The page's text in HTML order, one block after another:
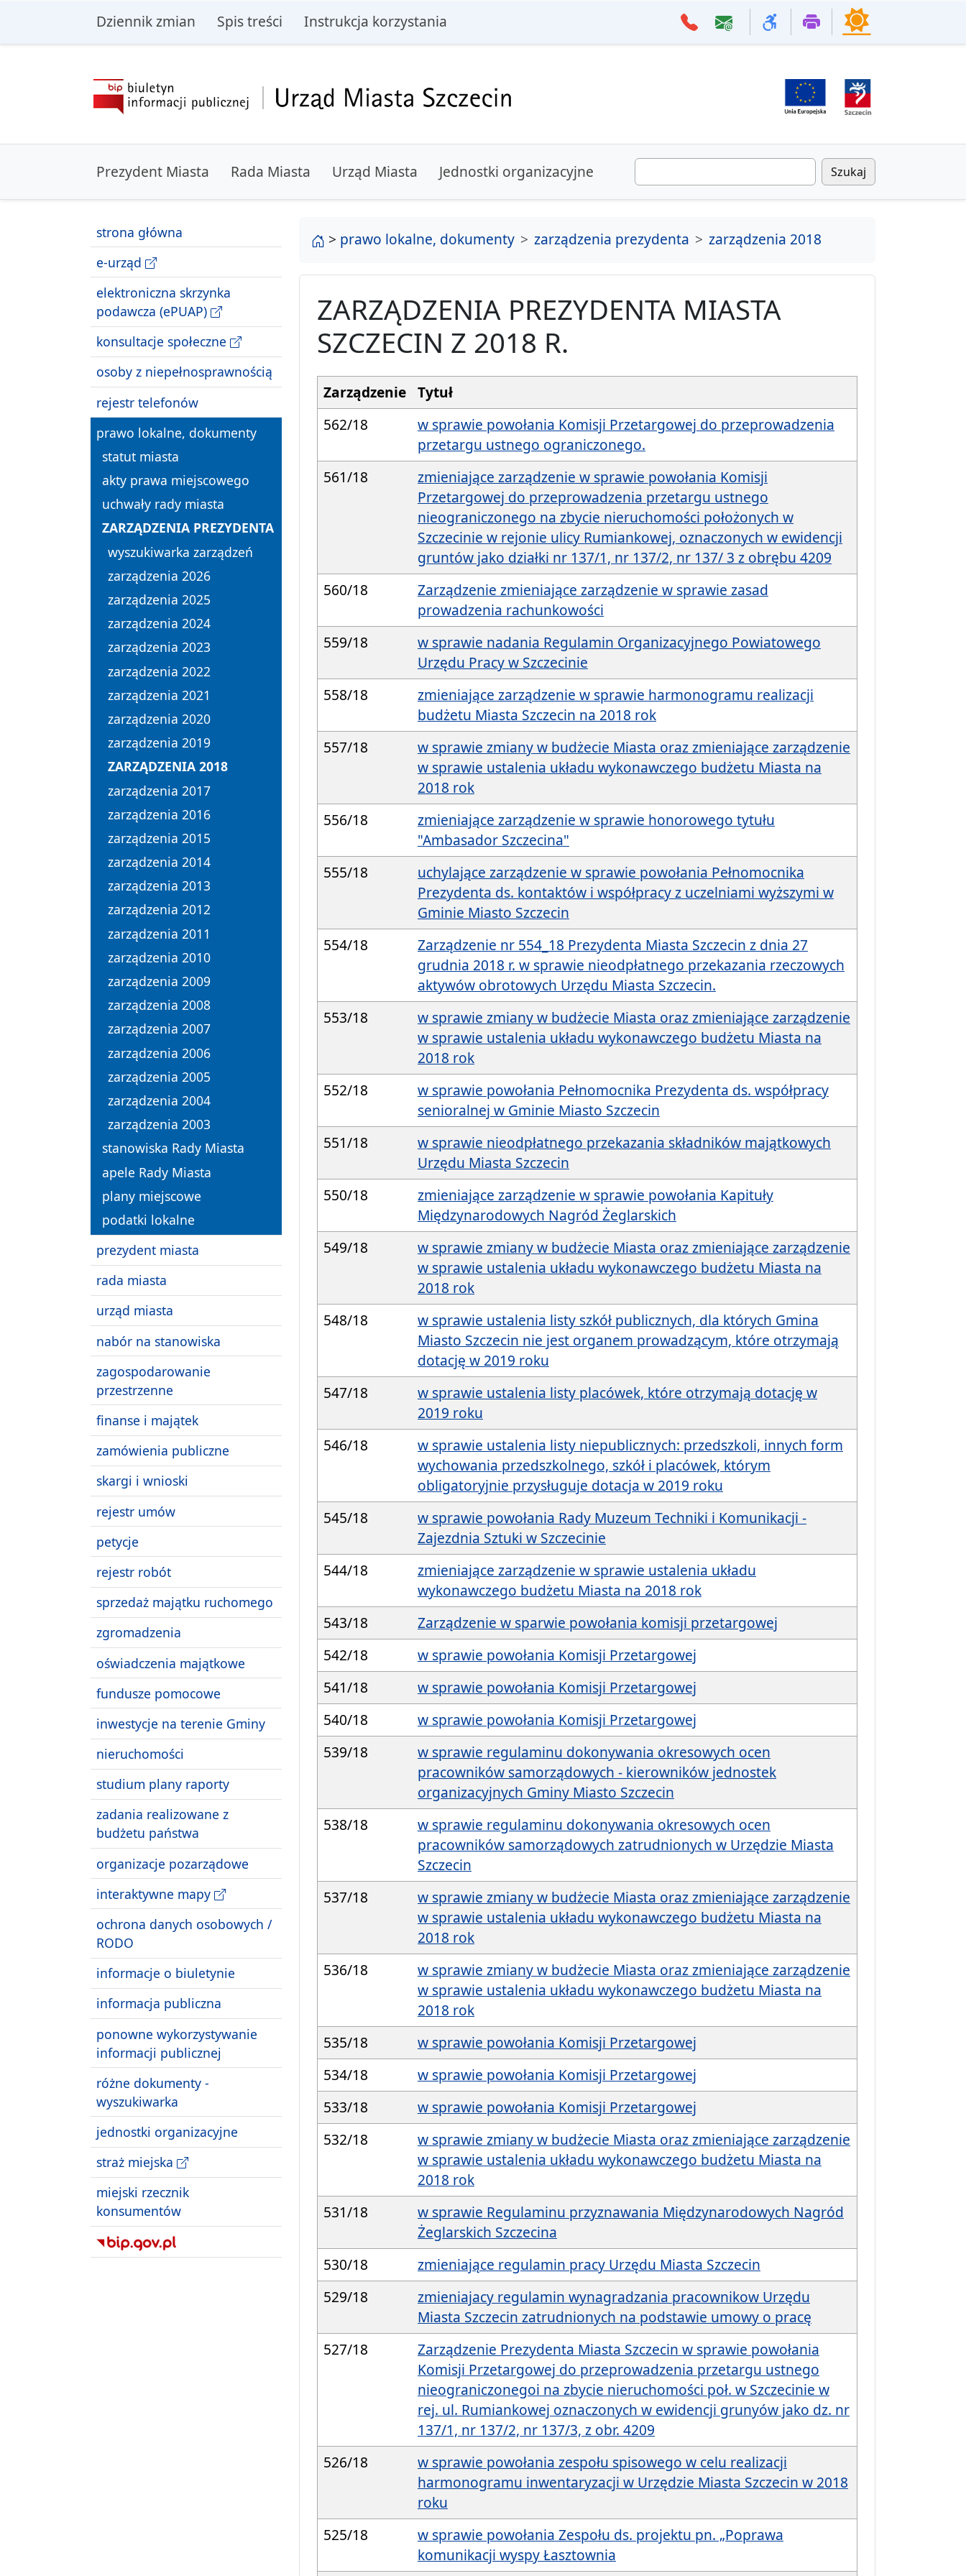
przejdź do głównego menu przejdź do treści
Dziennik zmian Spis treści Instrukcja korzystania
Prezydent Miasta Rada Miasta Urząd Miasta Jednostki organizacyjne Szukaj
strona główna
e-urząd
elektroniczna skrzynka
podawcza (ePUAP)
konsultacje społeczne
osoby z niepełnosprawnością
rejestr telefonów
prawo lokalne, dokumenty
statut miasta
akty prawa miejscowego
uchwały rady miasta
ZARZĄDZENIA PREZYDENTA
wyszukiwarka zarządzeń
zarządzenia 2026
zarządzenia 2025
zarządzenia 2024
zarządzenia 2023
zarządzenia 2022
zarządzenia 2021
zarządzenia 2020
zarządzenia 2019
ZARZĄDZENIA 2018
zarządzenia 2017
zarządzenia 2016
zarządzenia 2015
zarządzenia 2014
zarządzenia 2013
zarządzenia 2012
zarządzenia 2011
zarządzenia 2010
zarządzenia 2009
zarządzenia 2008
zarządzenia 2007
zarządzenia 2006
zarządzenia 2005
zarządzenia 2004
zarządzenia 2003
stanowiska Rady Miasta
apele Rady Miasta
plany miejscowe
podatki lokalne
prezydent miasta
rada miasta
urząd miasta
nabór na stanowiska
zagospodarowanie
przestrzenne
finanse i majątek
zamówienia publiczne
skargi i wnioski
rejestr umów
petycje
rejestr robót
sprzedaż majątku ruchomego
zgromadzenia
oświadczenia majątkowe
fundusze pomocowe
inwestycje na terenie Gminy
nieruchomości
studium plany raporty
zadania realizowane z
budżetu państwa
organizacje pozarządowe
interaktywne mapy
ochrona danych osobowych /
RODO
informacje o biuletynie
informacja publiczna
ponowne wykorzystywanie
informacji publicznej
różne dokumenty -
wyszukiwarka
jednostki organizacyjne
straż miejska
miejski rzecznik
konsumentów
strona główna
> prawo lokalne, dokumenty zarządzenia prezydenta zarządzenia 2018
ZARZĄDZENIA PREZYDENTA MIASTA
SZCZECIN Z 2018 R.
Zarządzenie Tytuł
562/18
w sprawie powołania Komisji Przetargowej do przeprowadzenia
przetargu ustnego ograniczonego.
561/18
zmieniające zarządzenie w sprawie powołania Komisji
Przetargowej do przeprowadzenia przetargu ustnego
nieograniczonego na zbycie nieruchomości położonych w
Szczecinie w rejonie ulicy Rumiankowej, oznaczonych w ewidencji
gruntów jako działki nr 137/1, nr 137/2, nr 137/ 3 z obrębu 4209
560/18
Zarządzenie zmieniające zarządzenie w sprawie zasad
prowadzenia rachunkowości
559/18
w sprawie nadania Regulamin Organizacyjnego Powiatowego
Urzędu Pracy w Szczecinie
558/18
zmieniające zarządzenie w sprawie harmonogramu realizacji
budżetu Miasta Szczecin na 2018 rok
557/18
w sprawie zmiany w budżecie Miasta oraz zmieniające zarządzenie
w sprawie ustalenia układu wykonawczego budżetu Miasta na
2018 rok
556/18
zmieniające zarządzenie w sprawie honorowego tytułu
"Ambasador Szczecina"
555/18
uchylające zarządzenie w sprawie powołania Pełnomocnika
Prezydenta ds. kontaktów i współpracy z uczelniami wyższymi w
Gminie Miasto Szczecin
554/18
Zarządzenie nr 554_18 Prezydenta Miasta Szczecin z dnia 27
grudnia 2018 r. w sprawie nieodpłatnego przekazania rzeczowych
aktywów obrotowych Urzędu Miasta Szczecin.
553/18
w sprawie zmiany w budżecie Miasta oraz zmieniające zarządzenie
w sprawie ustalenia układu wykonawczego budżetu Miasta na
2018 rok
552/18
w sprawie powołania Pełnomocnika Prezydenta ds. współpracy
senioralnej w Gminie Miasto Szczecin
551/18
w sprawie nieodpłatnego przekazania składników majątkowych
Urzędu Miasta Szczecin
550/18
zmieniające zarządzenie w sprawie powołania Kapituły
Międzynarodowych Nagród Żeglarskich
549/18
w sprawie zmiany w budżecie Miasta oraz zmieniające zarządzenie
w sprawie ustalenia układu wykonawczego budżetu Miasta na
2018 rok
548/18
w sprawie ustalenia listy szkół publicznych, dla których Gmina
Miasto Szczecin nie jest organem prowadzącym, które otrzymają
dotację w 2019 roku
547/18
w sprawie ustalenia listy placówek, które otrzymają dotację w
2019 roku
546/18
w sprawie ustalenia listy niepublicznych: przedszkoli, innych form
wychowania przedszkolnego, szkół i placówek, którym
obligatoryjnie przysługuje dotacja w 2019 roku
545/18
w sprawie powołania Rady Muzeum Techniki i Komunikacji -
Zajezdnia Sztuki w Szczecinie
544/18
zmieniające zarządzenie w sprawie ustalenia układu
wykonawczego budżetu Miasta na 2018 rok
543/18
Zarządzenie w sparwie powołania komisji przetargowej
542/18
w sprawie powołania Komisji Przetargowej
541/18
w sprawie powołania Komisji Przetargowej
540/18
w sprawie powołania Komisji Przetargowej
539/18
w sprawie regulaminu dokonywania okresowych ocen
pracowników samorządowych - kierowników jednostek
organizacyjnych Gminy Miasto Szczecin
538/18
w sprawie regulaminu dokonywania okresowych ocen
pracowników samorządowych zatrudnionych w Urzędzie Miasta
Szczecin
537/18
w sprawie zmiany w budżecie Miasta oraz zmieniające zarządzenie
w sprawie ustalenia układu wykonawczego budżetu Miasta na
2018 rok
536/18
w sprawie zmiany w budżecie Miasta oraz zmieniające zarządzenie
w sprawie ustalenia układu wykonawczego budżetu Miasta na
2018 rok
535/18
w sprawie powołania Komisji Przetargowej
534/18
w sprawie powołania Komisji Przetargowej
533/18
w sprawie powołania Komisji Przetargowej
532/18
w sprawie zmiany w budżecie Miasta oraz zmieniające zarządzenie
w sprawie ustalenia układu wykonawczego budżetu Miasta na
2018 rok
531/18
w sprawie Regulaminu przyznawania Międzynarodowych Nagród
Żeglarskich Szczecina
530/18
zmieniające regulamin pracy Urzędu Miasta Szczecin
529/18
zmieniajacy regulamin wynagradzania pracownikow Urzędu
Miasta Szczecin zatrudnionych na podstawie umowy o pracę
527/18
Zarządzenie Prezydenta Miasta Szczecin w sprawie powołania
Komisji Przetargowej do przeprowadzenia przetargu ustnego
nieograniczonegoi na zbycie nieruchomości poł. w Szczecinie w
rej. ul. Rumiankowej oznaczonych w ewidencji grunyów jako dz. nr
137/1, nr 137/2, nr 137/3, z obr. 4209
526/18
w sprawie powołania zespołu spisowego w celu realizacji
harmonogramu inwentaryzacji w Urzędzie Miasta Szczecin w 2018
roku
525/18
w sprawie powołania Zespołu ds. projektu pn. „Poprawa
komunikacji wyspy Łasztownia